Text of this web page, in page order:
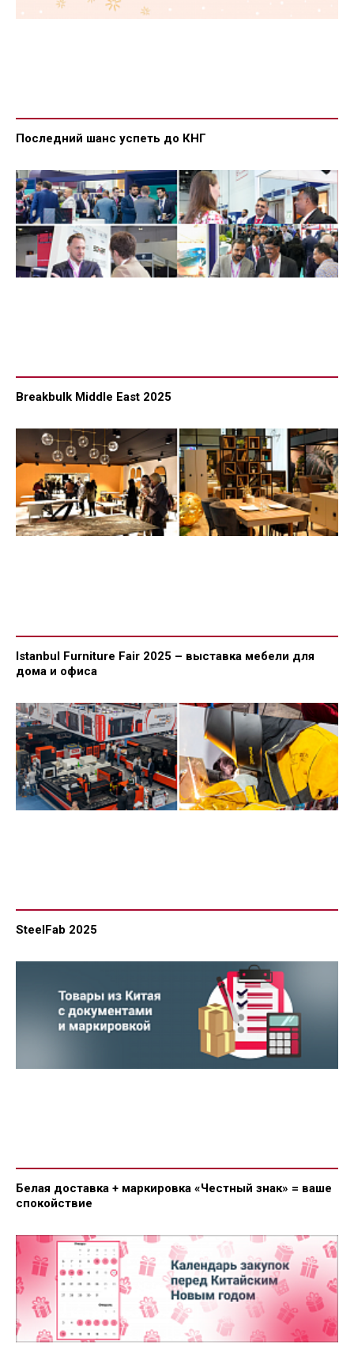
Последний шанс успеть до КНГ
Breakbulk Middle East 2025
Istanbul Furniture Fair 2025 – выставка мебели для
дома и офиса
SteelFab 2025
Белая доставка + маркировка «Честный знак» = ваше
спокойствие